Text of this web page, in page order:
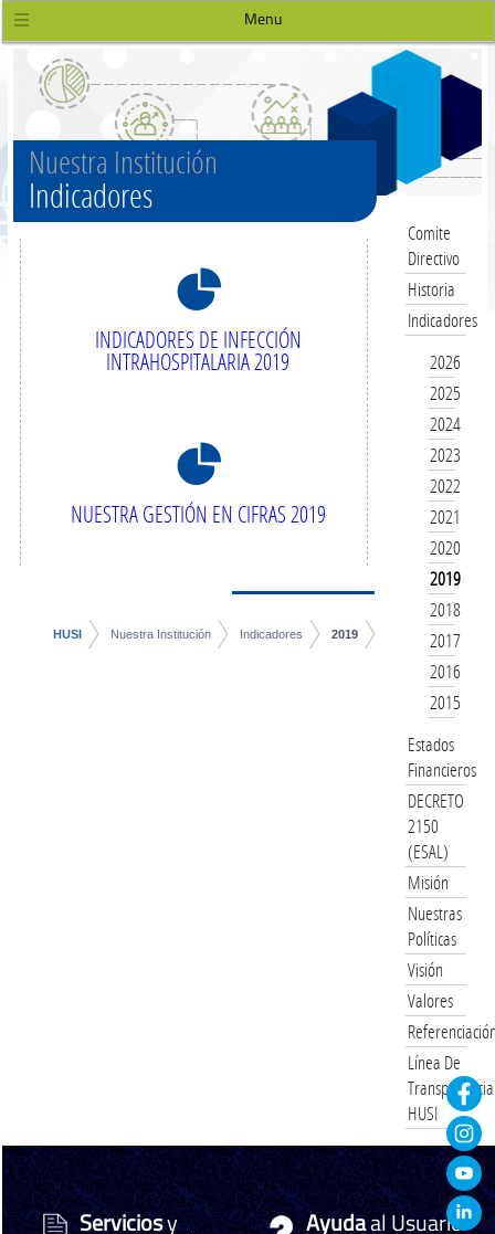
Menu
Nuestra Institución
Indicadores
8
INDICADORES DE INFECCIÓN
INTRAHOSPITALARIA 2019
8
NUESTRA GESTIÓN EN CIFRAS 2019
HUSI Nuestra Institución Indicadores 2019
Comite
Directivo
Historia
Indicadores
2026
2025
2024
2023
2022
2021
2020
2019
2018
2017
2016
2015
Estados
Financieros
DECRETO
2150
(ESAL)
Misión
Nuestras
Políticas
Visión
Valores
Línea De
Transparencia
HUSI
Serviciosy Ayudaal Usuario